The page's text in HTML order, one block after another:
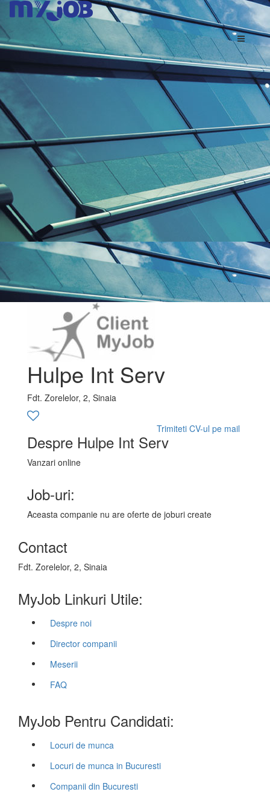
Hulpe Int Serv
Fdt. Zorelelor, 2, Sinaia
Trimiteti CV-ul pe mail
Despre Hulpe Int Serv
Vanzari online
Job-uri:
Aceasta companie nu are oferte de joburi create
Contact
Fdt. Zorelelor, 2, Sinaia
MyJob Linkuri Utile:
Despre noi
Director companii
Meserii
FAQ
MyJob Pentru Candidati:
Locuri de munca
Locuri de munca in Bucuresti
Companii din Bucuresti